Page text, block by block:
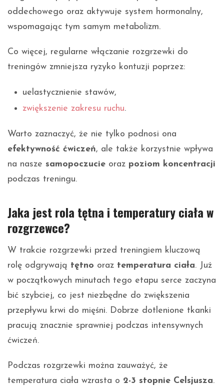
oddechowego oraz aktywuje system hormonalny,
wspomagając tym samym metabolizm.
Co więcej, regularne włączanie rozgrzewki do
treningów zmniejsza ryzyko kontuzji poprzez:
uelastycznienie stawów,
zwiększenie zakresu ruchu.
Warto zaznaczyć, że nie tylko podnosi ona
efektywność ćwiczeń, ale także korzystnie wpływa
na nasze samopoczucie oraz poziom koncentracji
podczas treningu.
Jaka jest rola tętna i temperatury ciała w
rozgrzewce?
W trakcie rozgrzewki przed treningiem kluczową
rolę odgrywają tętno oraz temperatura ciała. Już
w początkowych minutach tego etapu serce zaczyna
bić szybciej, co jest niezbędne do zwiększenia
przepływu krwi do mięśni. Dobrze dotlenione tkanki
pracują znacznie sprawniej podczas intensywnych
ćwiczeń.
Podczas rozgrzewki można zauważyć, że
temperatura ciała wzrasta o 2-3 stopnie Celsjusza.